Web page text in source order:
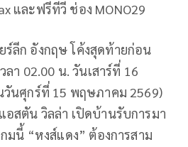
และฟรีทีวี ช่อง MONO29
ลีก อังกฤษ โค้งสุดท้ายก่อน
ลา 02.00 น. วันเสาร์ที่ 16
นศุกร์ที่ 15 พฤษภาคม 2569)
อสตัน วิลล่า เปิดบ้านรับการมา
มนี้ “หงส์แดง” ต้องการสาม